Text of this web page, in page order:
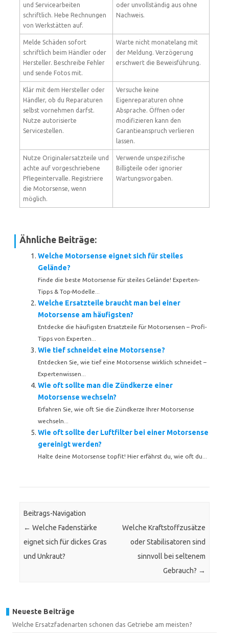
und Servicearbeiten
schriftlich. Hebe Rechnungen
von Werkstätten auf.
oder unvollständig aus ohne
Nachweis.
Melde Schäden sofort
schriftlich beim Händler oder
Hersteller. Beschreibe Fehler
und sende Fotos mit.
Warte nicht monatelang mit
der Meldung. Verzögerung
erschwert die Beweisführung.
Klär mit dem Hersteller oder
Händler, ob du Reparaturen
selbst vornehmen darfst.
Nutze autorisierte
Servicestellen.
Versuche keine
Eigenreparaturen ohne
Absprache. Öffnen oder
modifizieren kann den
Garantieanspruch verlieren
lassen.
Nutze Originalersatzteile und
achte auf vorgeschriebene
Pflegeintervalle. Registriere
die Motorsense, wenn
möglich.
Verwende unspezifische
Billigteile oder ignorier
Wartungsvorgaben.
Ähnliche Beiträge:
Welche Motorsense eignet sich für steiles
Gelände?
Finde die beste Motorsense für steiles Gelände! Experten-
Tipps & Top-Modelle...
Welche Ersatzteile braucht man bei einer
Motorsense am häufigsten?
Entdecke die häufigsten Ersatzteile für Motorsensen – Profi-
Tipps von Experten...
Wie tief schneidet eine Motorsense?
Entdecken Sie, wie tief eine Motorsense wirklich schneidet –
Expertenwissen...
Wie oft sollte man die Zündkerze einer
Motorsense wechseln?
Erfahren Sie, wie oft Sie die Zündkerze Ihrer Motorsense
wechseln...
Wie oft sollte der Luftfilter bei einer Motorsense
gereinigt werden?
Halte deine Motorsense topfit! Hier erfährst du, wie oft du...
Beitrags-Navigation
← Welche Fadenstärke
eignet sich für dickes Gras
und Unkraut?
Welche Kraftstoffzusätze
oder Stabilisatoren sind
sinnvoll bei seltenem
Gebrauch? →
Neueste Beiträge
Welche Ersatzfadenarten schonen das Getriebe am meisten?